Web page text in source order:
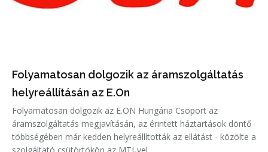
Folyamatosan dolgozik az áramszolgáltatás
helyreállításán az E.On
Folyamatosan dolgozik az E.ON Hungária Csoport az
áramszolgáltatás megjavításán, az érintett háztartások döntő
többségében már kedden helyreállították az ellátást - közölte a